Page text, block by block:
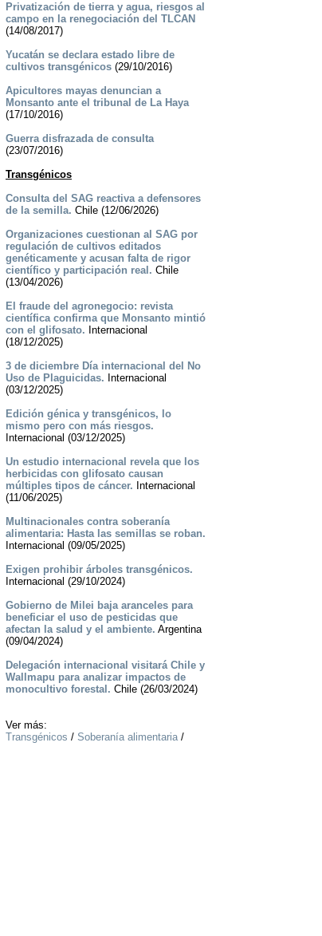
Privatización de tierra y agua, riesgos al
campo en la renegociación del TLCAN
(14/08/2017)
Yucatán se declara estado libre de
cultivos transgénicos(29/10/2016)
Apicultores mayas denuncian a
Monsanto ante el tribunal de La Haya
(17/10/2016)
Guerra disfrazada de consulta
(23/07/2016)
Transgénicos
Consulta del SAG reactiva a defensores
de la semilla. Chile (12/06/2026)
Organizaciones cuestionan al SAG por
regulación de cultivos editados
genéticamente y acusan falta de rigor
científico y participación real. Chile
(13/04/2026)
El fraude del agronegocio: revista
científica confirma que Monsanto mintió
con el glifosato. Internacional
(18/12/2025)
3 de diciembre Día internacional del No
Uso de Plaguicidas. Internacional
(03/12/2025)
Edición génica y transgénicos, lo
mismo pero con más riesgos.
Internacional (03/12/2025)
Un estudio internacional revela que los
herbicidas con glifosato causan
múltiples tipos de cáncer. Internacional
(11/06/2025)
Multinacionales contra soberanía
alimentaria: Hasta las semillas se roban.
Internacional (09/05/2025)
Exigen prohibir árboles transgénicos.
Internacional (29/10/2024)
Gobierno de Milei baja aranceles para
beneficiar el uso de pesticidas que
afectan la salud y el ambiente. Argentina
(09/04/2024)
Delegación internacional visitará Chile y
Wallmapu para analizar impactos de
monocultivo forestal. Chile (26/03/2024)
Ver más:
Transgénicos / Soberanía alimentaria/